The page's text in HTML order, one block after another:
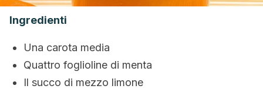
Ingredienti
Una carota media
Quattro foglioline di menta
Il succo di mezzo limone